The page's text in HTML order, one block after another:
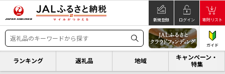
新規登録 ログイン 寄附リスト
ガイド
ランキング 返礼品 地域
キャンペーン・
特集